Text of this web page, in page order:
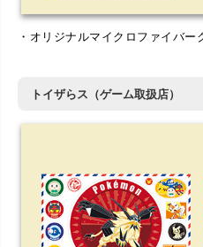
・オリジナルマイクロファイバー
トイザらス（ゲーム取扱店）